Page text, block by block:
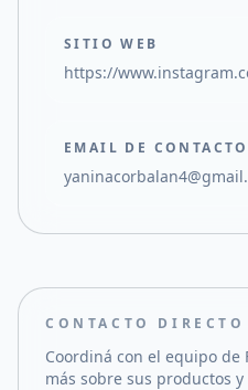
SITIO WEB
https://
EMAIL DE CONTACTO
CONTACTO DIRECTO
Coordiná con el equipo de
más sobre sus productos y